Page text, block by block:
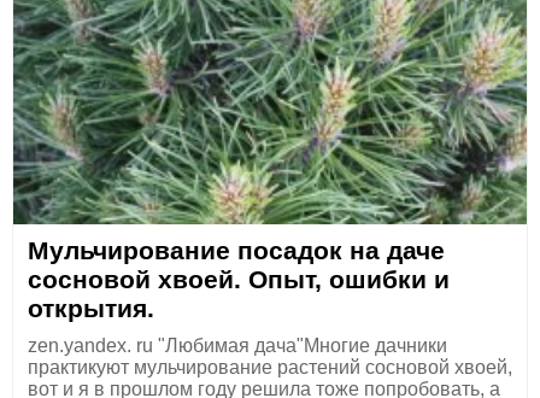
Мульчирование посадок на даче
сосновой хвоей. Опыт, ошибки и
открытия.
zen.yandex. ru "Любимая дача"Многие дачники
практикуют мульчирование растений сосновой хвоей,
вот и я в прошлом году решила тоже попробовать, а